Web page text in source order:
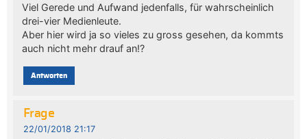
Viel Gerede und Aufwand jedenfalls, für wahrscheinlich
drei-vier Medienleute.
Aber hier wird ja so vieles zu gross gesehen, da kommts
auch nicht mehr drauf an!?
Antworten
Frage
22/01/2018 21:17